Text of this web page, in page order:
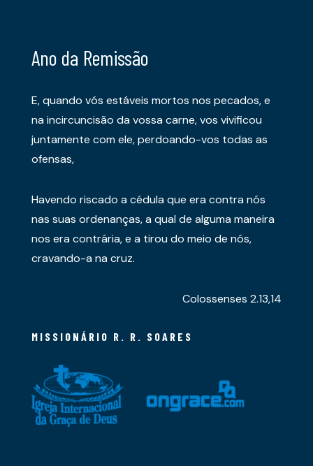
Ano da Remissão
E, quando vós estáveis mortos nos pecados, e
na incircuncisão da vossa carne, vos vivificou
juntamente com ele, perdoando-vos todas as
ofensas,
Havendo riscado a cédula que era contra nós
nas suas ordenanças, a qual de alguma maneira
nos era contrária, e a tirou do meio de nós,
cravando-a na cruz.
Colossenses 2.13,14
MISSIONÁRIO R. R. SOARES